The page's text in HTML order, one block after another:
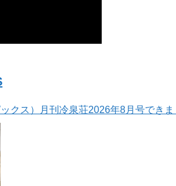
ックス）月刊冷泉荘2026年8月号でき